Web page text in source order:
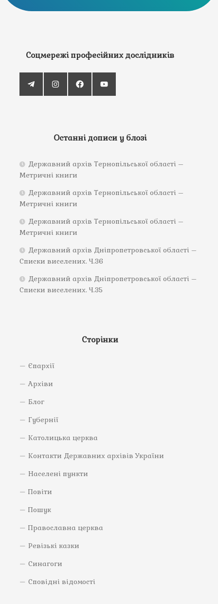
Соцмережі професійних дослідників
Останні дописи у блозі
Державний архів Тернопільської області –
Метричні книги
Державний архів Тернопільської області –
Метричні книги
Державний архів Тернопільської області –
Метричні книги
Державний архів Дніпропетровської області –
Списки виселених. Ч.36
Державний архів Дніпропетровської області –
Списки виселених. Ч.35
Сторінки
Єпархії
Архіви
Блог
Губернії
Католицька церква
Контакти Державних архівів України
Населені пункти
Повіти
Пошук
Православна церква
Ревізькі казки
Синагоги
Сповідні відомості